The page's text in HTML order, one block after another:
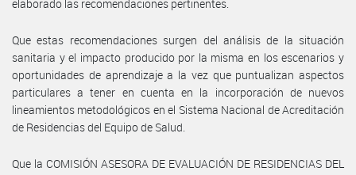
elaborado las recomendaciones pertinentes.
Que estas recomendaciones surgen del análisis de la situación
sanitaria y el impacto producido por la misma en los escenarios y
oportunidades de aprendizaje a la vez que puntualizan aspectos
particulares a tener en cuenta en la incorporación de nuevos
lineamientos metodológicos en el Sistema Nacional de Acreditación
de Residencias del Equipo de Salud.
Que la COMISIÓN ASESORA DE EVALUACIÓN DE RESIDENCIAS DEL